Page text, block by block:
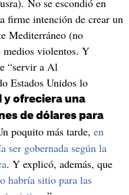
No se escondió en
firme intención de crear un
Mediterráneo (no
medios violentos. Y
“servir a Al
Estados Unidos lo
ofreciera una
de dólares para
poquito más tarde, en
ser gobernada según la
. Y explicó, además, que
habría sitio para las